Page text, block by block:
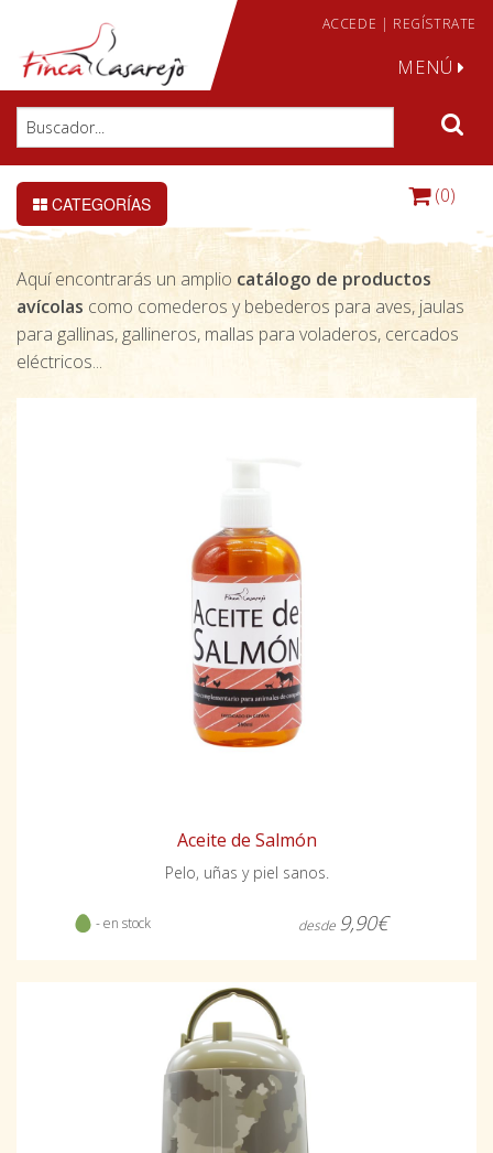
ACCEDE | REGÍSTRATE
MENÚ
CATEGORÍAS (0)
Aquí encontrarás un amplio catálogo de productos
avícolas como comederos y bebederos para aves, jaulas
para gallinas, gallineros, mallas para voladeros, cercados
eléctricos...
Aceite de Salmón
Pelo, uñas y piel sanos.
- en stock desde 9,90€